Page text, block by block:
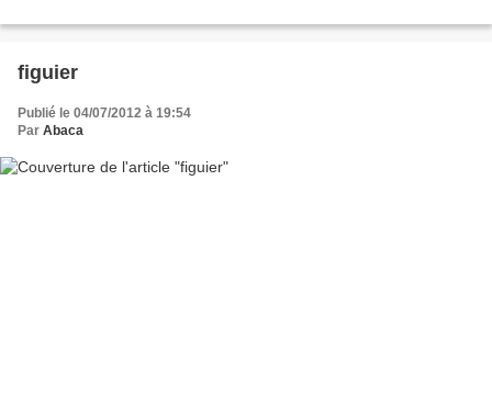
figuier
Publié le 04/07/2012 à 19:54
Par Abaca